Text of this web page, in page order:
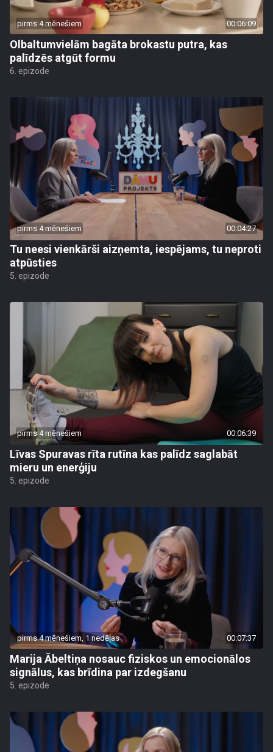
pirms 4 mēnešiem 00:06:09
Olbaltumvielām bagāta brokastu putra, kas
palīdzēs atgūt formu
6. epizode
pirms 4 mēnešiem 00:04:27
Tu neesi vienkārši aizņemta, iespējams, tu neproti
atpūsties
5. epizode
pirms 4 mēnešiem 00:06:39
Līvas Spuravas rīta rutīna kas palīdz saglabāt
mieru un enerģiju
5. epizode
pirms 4 mēnešiem, 1 nedēļas 00:07:37
Marija Ābeltiņa nosauc fiziskos un emocionālos
signālus, kas brīdina par izdegšanu
5. epizode